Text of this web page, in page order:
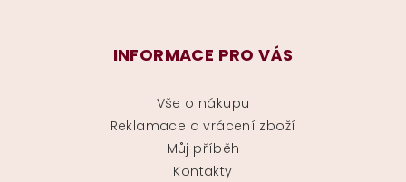
INFORMACE PRO VÁS
Vše o nákupu
Reklamace a vrácení zboží
Můj příběh
Kontakty